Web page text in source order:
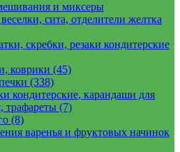
и миксеры
сита, отделители желтка
скребки, резаки кондитерские
коврики (45)
(338)
карандаши для
трафареты (7)
(8)
варенья и фруктовых начинок